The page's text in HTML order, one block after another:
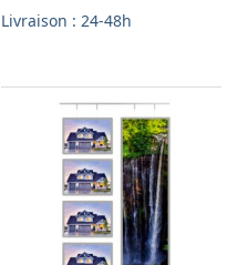
Livraison : 24-48h